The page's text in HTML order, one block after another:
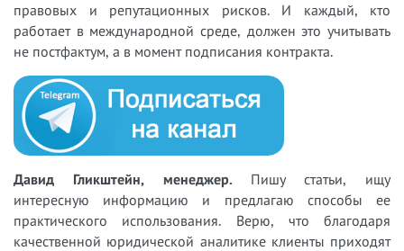
правовых и репутационных рисков. И каждый, кто
работает в международной среде, должен это учитывать
не постфактум, а в момент подписания контракта.
Давид Гликштейн, менеджер. Пишу статьи, ищу
интересную информацию и предлагаю способы ее
практического использования. Верю, что благодаря
качественной юридической аналитике клиенты приходят